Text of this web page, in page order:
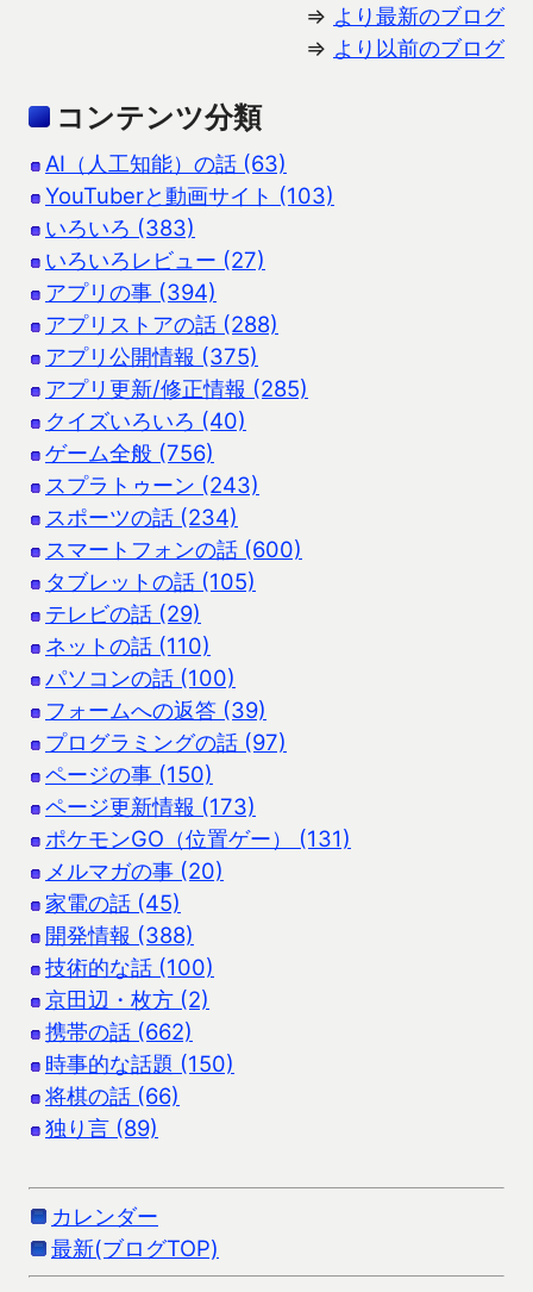
⇒ より最新のブログ
⇒ より以前のブログ
コンテンツ分類
AI（人工知能）の話 (63)
YouTuberと動画サイト (103)
いろいろ (383)
いろいろレビュー (27)
アプリの事 (394)
アプリストアの話 (288)
アプリ公開情報 (375)
アプリ更新/修正情報 (285)
クイズいろいろ (40)
ゲーム全般 (756)
スプラトゥーン (243)
スポーツの話 (234)
スマートフォンの話 (600)
タブレットの話 (105)
テレビの話 (29)
ネットの話 (110)
パソコンの話 (100)
フォームへの返答 (39)
プログラミングの話 (97)
ページの事 (150)
ページ更新情報 (173)
ポケモンGO（位置ゲー） (131)
メルマガの事 (20)
家電の話 (45)
開発情報 (388)
技術的な話 (100)
京田辺・枚方 (2)
携帯の話 (662)
時事的な話題 (150)
将棋の話 (66)
独り言 (89)
カレンダー
最新(ブログTOP)